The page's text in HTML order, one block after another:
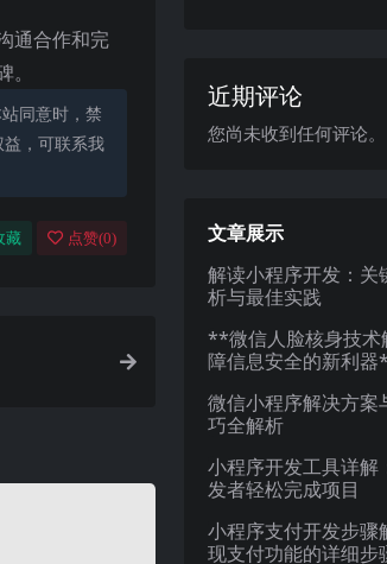
通合作和完
同意时，禁
，可联系我
藏 点赞(0)
近期评论
您尚未收到任何评论。
文章展示
解读小程序开发：关
析与最佳实践
**微信人脸核身技术
障信息安全的新利
微信小程序解决方案
巧全解析
小程序开发工具详解
发者轻松完成项目
小程序支付开发步骤
现支付功能的详细步